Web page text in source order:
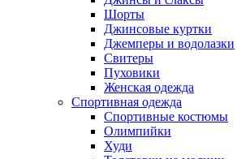
Шорты
Джинсовые куртки
Джемперы и водолазки
Свитеры
Пуховики
Женская одежда
Спортивная одежда
Спортивные костюмы
Олимпийки
Худи